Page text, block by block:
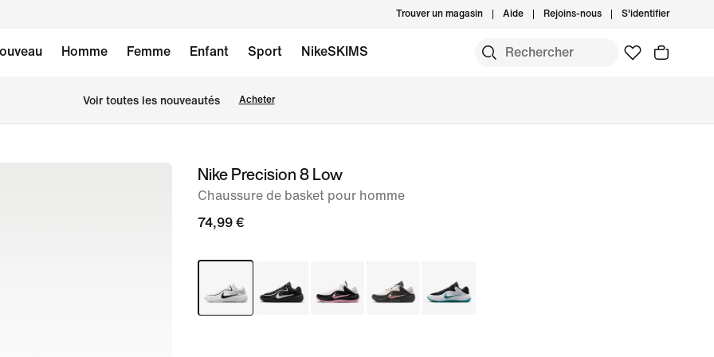
Trouver un magasin Aide Rejoins-nous S'identifier
Homme Femme Enfant Sport NikeSKIMS
Voir toutes les nouveautés Acheter
image 1Nike Precision 8 Low
Chaussure de basket pour homme
74,99 €